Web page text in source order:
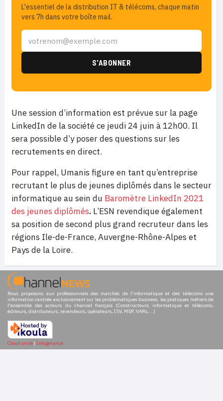
L'essentiel de la distribution IT & télécoms, chaque matin
vers 7h dans votre boîte mail.
Une session d’information est prévue sur la page
LinkedIn de la société ce jeudi 24 juin à 12h00. Il
sera possible d’y poser des questions sur les
recrutements en direct.
Pour rappel, Umanis figure en tant qu’entreprise
recrutant le plus de jeunes diplômés dans le secteur
informatique au sein du Baromètre LinkedIn 2021
des jeunes diplômés. L’ESN revendique également
sa position de second plus grand recruteur dans les
régions Ile-de-France, Auvergne-Rhône-Alpes et
Pays de la Loire.
Nous proposons aux professionnels des marchés de l'informatique et des télécoms une
information centrée exclusivement sur les problématiques business, les pratiques métiers de
l'ensemble des acteurs du channel français (Constructeurs informatique et télécoms,
éditeurs, distributeurs, revendeurs, opérateurs, ISV, MSP, VARs,...)
Cloud privé | Infogérance